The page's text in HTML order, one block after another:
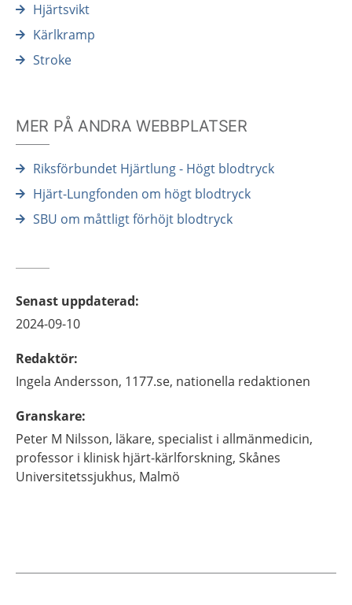
Hjärtsvikt
Kärlkramp
Stroke
MER PÅ ANDRA WEBBPLATSER
Riksförbundet Hjärtlung - Högt blodtryck
Hjärt-Lungfonden om högt blodtryck
SBU om måttligt förhöjt blodtryck
Senast uppdaterad:
2024-09-10
Redaktör:
Ingela Andersson, 1177.se, nationella redaktionen
Granskare:
Peter M Nilsson, läkare, specialist i allmänmedicin,
professor i klinisk hjärt-kärlforskning, Skånes
Universitetssjukhus, Malmö